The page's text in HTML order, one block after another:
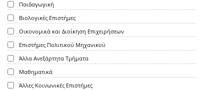
Παιδαγωγική
Βιολογικές Επιστήμες
Οικονομικά και Διοίκηση Επιχειρήσεων
Επιστήμες Πολιτικού Μηχανικού
Άλλα Ανεξάρτητα Τμήματα
Μαθηματικά
Άλλες Κοινωνικές Επιστήμες